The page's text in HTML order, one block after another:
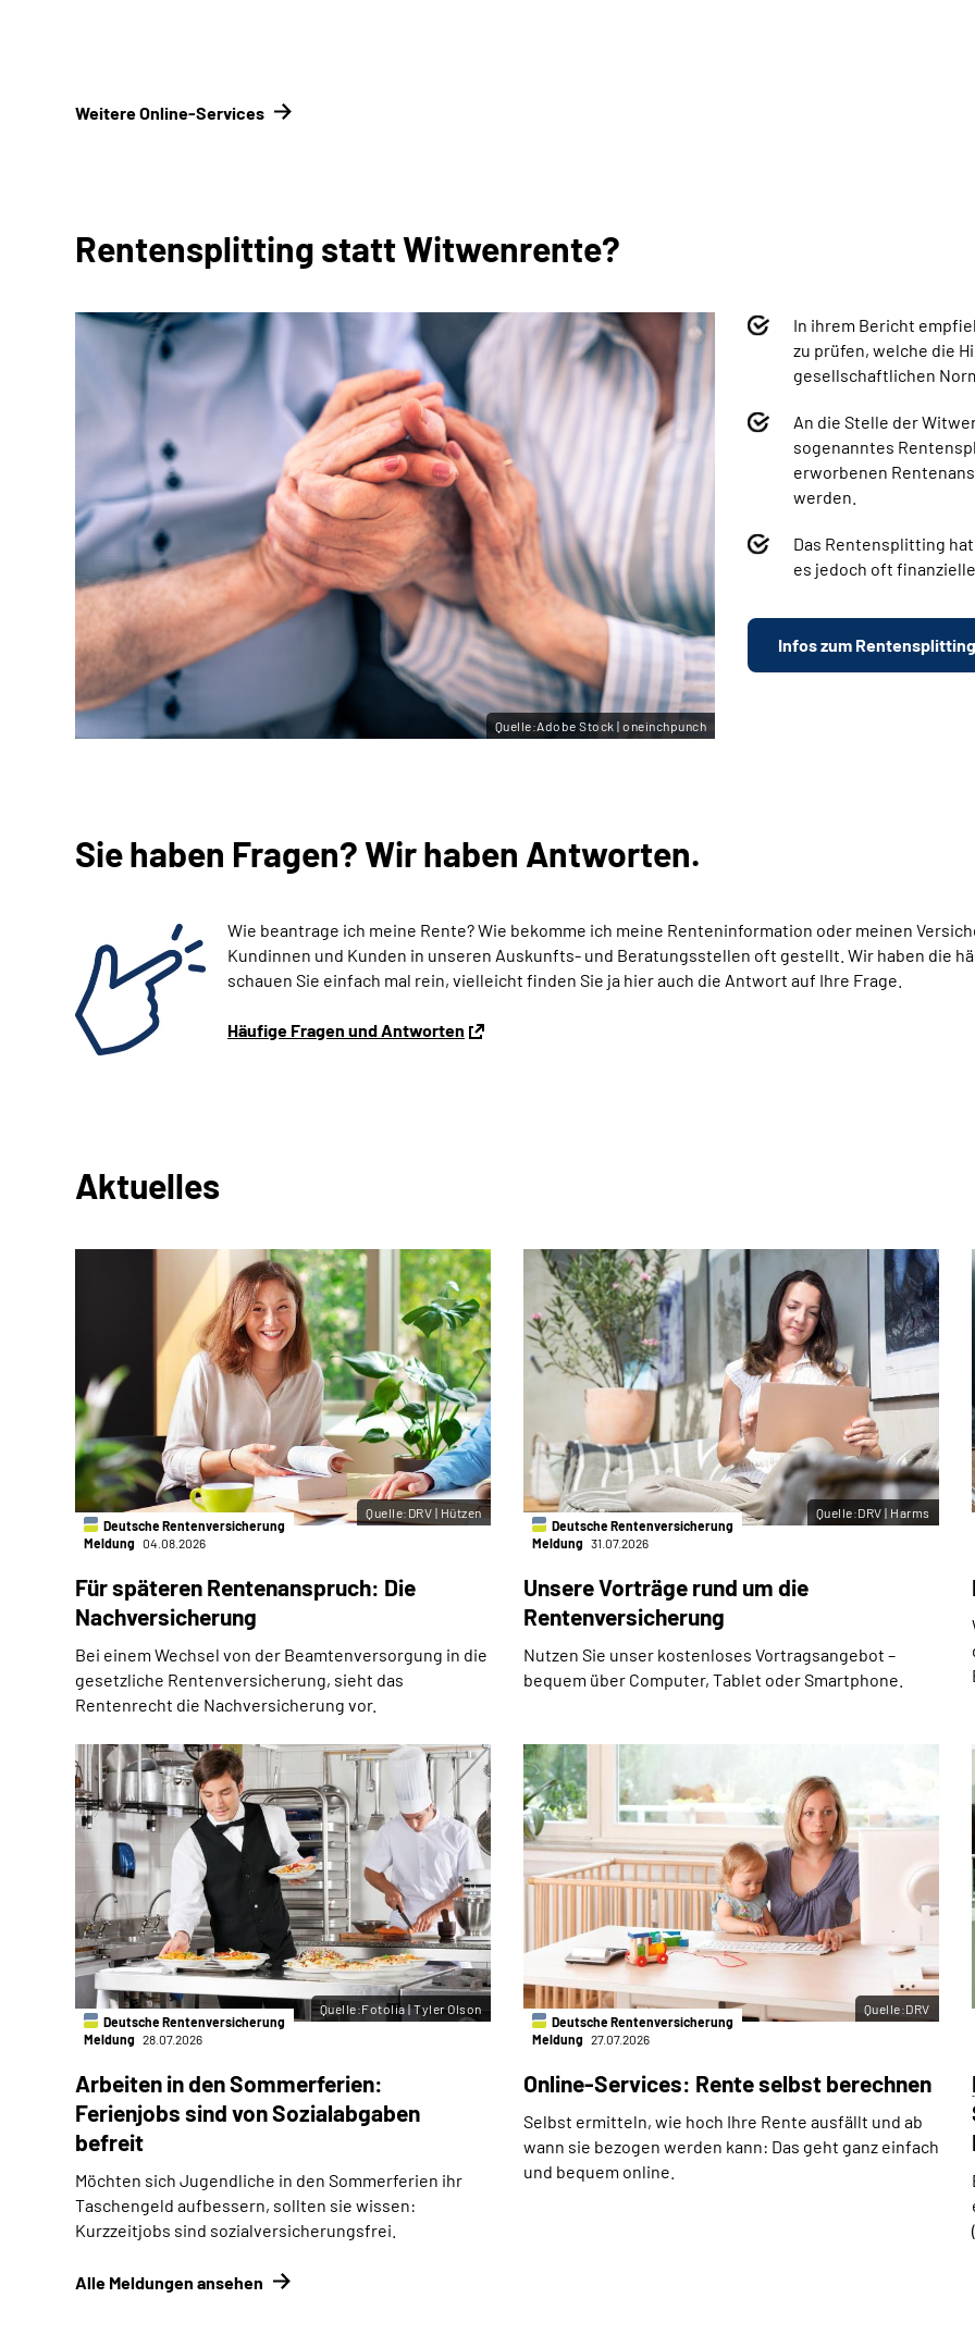
Weitere Online-Services
Rentensplitting statt Witwenrente?
In ihrem Bericht
zu prüfen, welche die
gesellschaftlichen
An die Stelle der
sogenanntes
erworbenen
werden.
Das Rentensplitting
es jedoch oft
Infos zum Rentensplitting
Quelle:Adobe Stock | oneinchpunch
Sie haben Fragen? Wir haben Antworten.
Wie beantrage ich meine Rente? Wie bekomme ich meine Renteninformation oder meinen
Kundinnen und Kunden in unseren Auskunfts- und Beratungsstellen oft gestellt. Wir haben die
schauen Sie einfach mal rein, vielleicht finden Sie ja hier auch die Antwort auf Ihre Frage.
Häufige Fragen und Antworten
Aktuelles
Deutsche Rentenversicherung
Meldung 04.08.2026
Für späteren Rentenanspruch: Die
Nachversicherung
Bei einem Wechsel von der Beamtenversorgung in die
gesetzliche Rentenversicherung, sieht das
Rentenrecht die Nachversicherung vor.
Quelle:DRV | Hützen
Deutsche Rentenversicherung
Meldung 31.07.2026
Unsere Vorträge rund um die
Rentenversicherung
Nutzen Sie unser kostenloses Vortragsangebot –
bequem über Computer, Tablet oder Smartphone.
Quelle:DRV | Harms
Deutsche Rentenversicherung
Meldung 28.07.2026
Arbeiten in den Sommerferien:
Ferienjobs sind von Sozialabgaben
befreit
Möchten sich Jugendliche in den Sommerferien ihr
Taschengeld aufbessern, sollten sie wissen:
Kurzzeitjobs sind sozialversicherungsfrei.
Quelle:Fotolia | Tyler Olson
Deutsche Rentenversicherung
Meldung 27.07.2026
Online-Services: Rente selbst berechnen
Selbst ermitteln, wie hoch Ihre Rente ausfällt und ab
wann sie bezogen werden kann: Das geht ganz einfach
und bequem online.
Quelle:DRV
(
Alle Meldungen ansehen